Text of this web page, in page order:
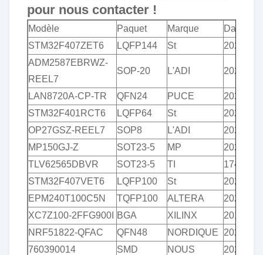
pour nous contacter !
Modèle Paquet Marque
Date
STM32F407ZET6
LQFP144 St
2020+/
ADM2587EBRWZ-
REEL7
SOP-20 L'ADI 2020+
LAN8720A-CP-TR QFN24 PUCE
2020+
STM32F401RCT6
LQFP64 St
2020+
OP27GSZ-REEL7
SOP8 L'ADI
2020+
MP150GJ-Z
SOT23-5 MP
2020+
TLV62565DBVR
SOT23-5 TI
1740+
STM32F407VET6
LQFP100 St
2020+
EPM240T100C5N
TQFP100 ALTERA
2020/
XC7Z100-2FFG900I
BGA XILINX
2019+
NRF51822-QFAC
QFN48 NORDIQUE
2021+
760390014
SMD NOUS
2021+